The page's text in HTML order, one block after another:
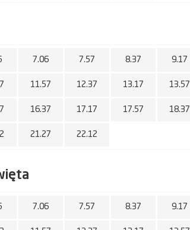
7.06 7.57 8.37 9.17
11.57 12.37 13.17 13.57
16.37 17.17 17.57 18.37
21.27 22.12
7.06 7.57 8.37 9.17